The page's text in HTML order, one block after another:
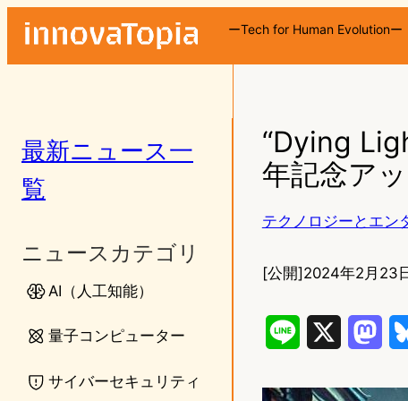
ーTech for Human Evolutionー
最新ニュース一
覧
ニュースカテゴリ
AI（人工知能）
量子コンピューター
サイバーセキュリティ
“Dying
年記念ア
テクノロジーとエン
[公開]2024年2月23